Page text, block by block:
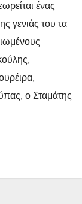
ένας
γενιάς του τα
ο Σταμάτης